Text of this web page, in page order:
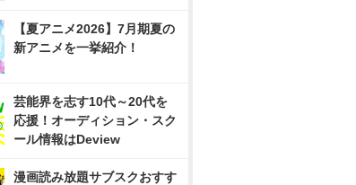
【夏アニメ2026】7月期夏の
新アニメを一挙紹介！
芸能界を志す10代～20代を
応援！オーディション・スク
ール情報はDeview
漫画読み放題サブスクおすす